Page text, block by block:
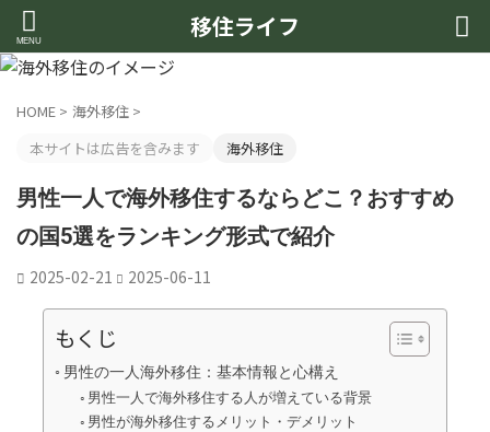
移住ライフ
HOME > 海外移住 >
本サイトは広告を含みます
海外移住
男性一人で海外移住するならどこ？おすすめ
の国5選をランキング形式で紹介
2025-02-21 2025-06-11
もくじ
男性の一人海外移住：基本情報と心構え
男性一人で海外移住する人が増えている背景
男性が海外移住するメリット・デメリット